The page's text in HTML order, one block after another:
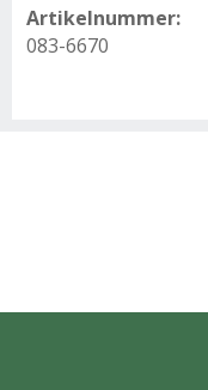
Artikelnummer:
083-6670